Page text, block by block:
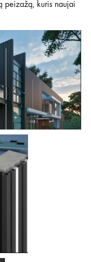
peizažą, kuris naujai